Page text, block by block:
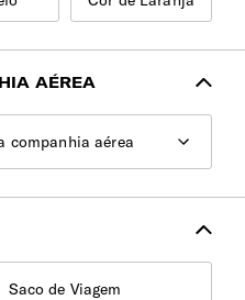
AÉREA
companhia aérea
Saco de Viagem